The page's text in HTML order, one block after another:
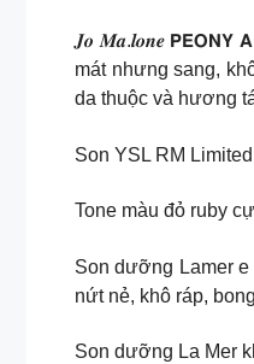
𝑱𝒐 𝑴𝒂.𝒍𝒐𝒏𝒆 𝗣𝗘𝗢𝗡𝗬
mát nhưng sang,
da thuộc và hương
Son YSL RM
Tone màu đỏ ruby
Son dưỡng Lamer
nứt nẻ, khô ráp,
Son dưỡng La Mer